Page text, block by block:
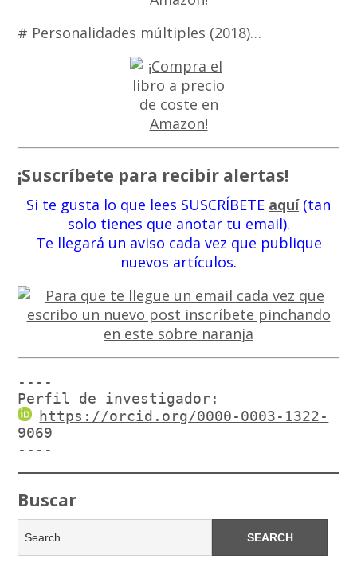
# Personalidades múltiples (2018)…
¡Suscríbete para recibir alertas!
Si te gusta lo que lees SUSCRÍBETE aquí(tan
solo tienes que anotar tu email).
Te llegará un aviso cada vez que publique
nuevos artículos.
----
Perfil de investigador:
https://orcid.org/0000-0003-1322-
9069
----
Buscar